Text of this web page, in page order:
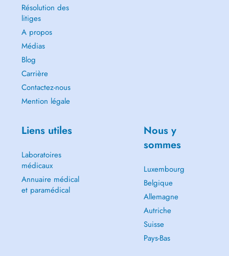
Résolution des
litiges
A propos
Médias
Blog
Carrière
Contactez-nous
Mention légale
Liens utiles
Laboratoires
médicaux
Annuaire médical
et paramédical
Nous y
sommes
Luxembourg
Belgique
Allemagne
Autriche
Suisse
Pays-Bas